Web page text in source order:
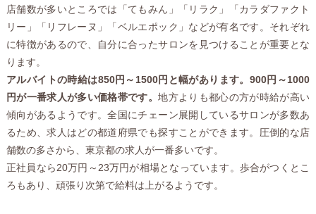
店舗数が多いところでは「てもみん」「リラク」「カラダファクト
リー」「リフレーヌ」「ベルエポック」などが有名です。それぞれ
に特徴があるので、自分に合ったサロンを見つけることが重要とな
ります。
アルバイトの時給は850円～1500円と幅があります。900円～1000
円が一番求人が多い価格帯です。地方よりも都心の方が時給が高い
傾向があるようです。全国にチェーン展開しているサロンが多数あ
るため、求人はどの都道府県でも探すことができます。圧倒的な店
舗数の多さから、東京都の求人が一番多いです。
正社員なら20万円～23万円が相場となっています。歩合がつくとこ
ろもあり、頑張り次第で給料は上がるようです。